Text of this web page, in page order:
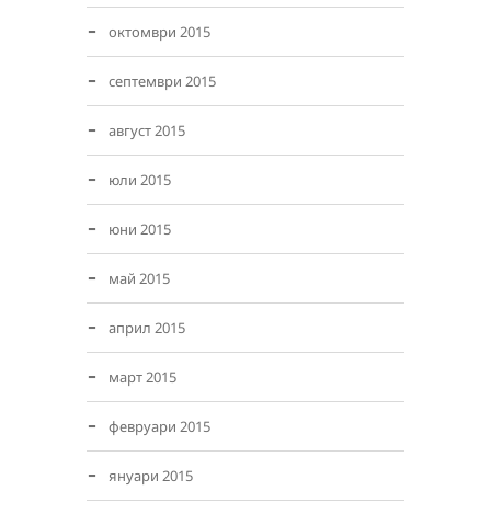
октомври 2015
септември 2015
август 2015
юли 2015
юни 2015
май 2015
април 2015
март 2015
февруари 2015
януари 2015